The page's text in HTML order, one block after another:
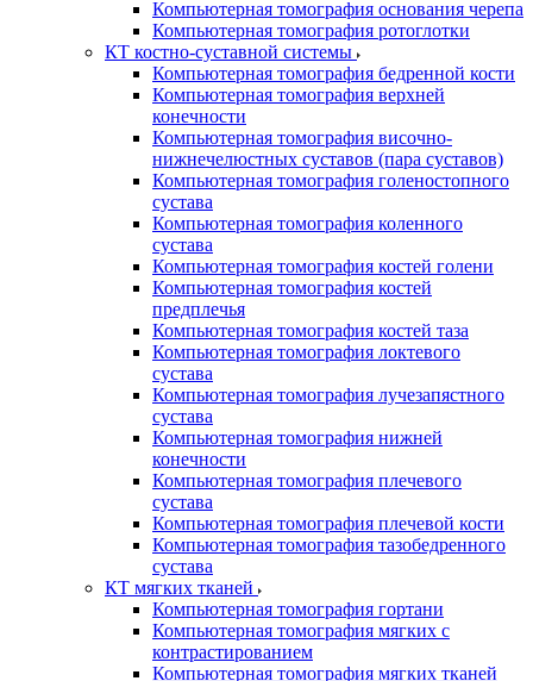
Компьютерная томография основания черепа
Компьютерная томография ротоглотки
КТ костно-суставной системы
Компьютерная томография бедренной кости
Компьютерная томография верхней
конечности
Компьютерная томография височно-
нижнечелюстных суставов (пара суставов)
Компьютерная томография голеностопного
сустава
Компьютерная томография коленного
сустава
Компьютерная томография костей голени
Компьютерная томография костей
предплечья
Компьютерная томография костей таза
Компьютерная томография локтевого
сустава
Компьютерная томография лучезапястного
сустава
Компьютерная томография нижней
конечности
Компьютерная томография плечевого
сустава
Компьютерная томография плечевой кости
Компьютерная томография тазобедренного
сустава
КТ мягких тканей
Компьютерная томография гортани
Компьютерная томография мягких с
контрастированием
Компьютерная томография мягких тканей